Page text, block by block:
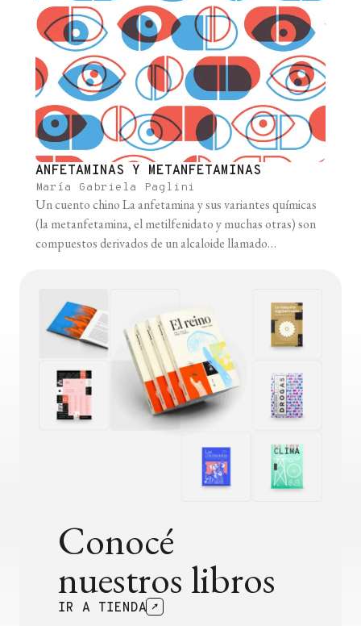
ANFETAMINAS Y METANFETAMINAS
María Gabriela Paglini
Un cuento chino La anfetamina y sus variantes químicas
(la metanfetamina, el metilfenidato y muchas otras) son
compuestos derivados de un alcaloide llamado
la cocaína, los opiáceos, la marihuana y el alcohol, la
anfetamina ha [...]
Conocé
nuestros libros
IR A TIENDA